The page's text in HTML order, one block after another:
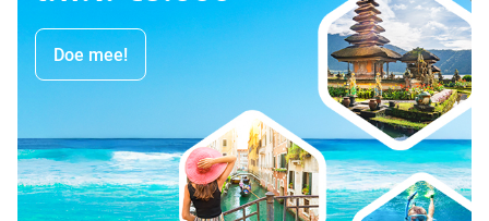
Doe mee!